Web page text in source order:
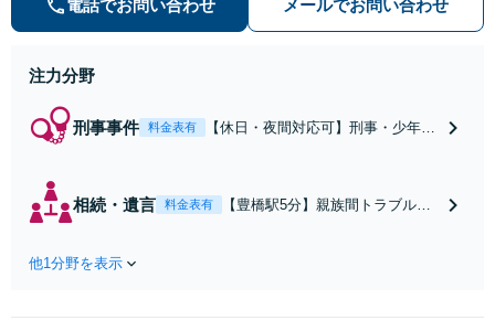
電話でお問い合わせ メールでお問い合わせ
注力分野
刑事事件 料金表有
【休日・夜間対応可】刑事・少年事
の身柄解放、示談交渉など、スピー
ド感のある積極的な弁護活動を行い
相続・遺言 料金表有
【豊橋駅5分】親族間トラブル・
ど、お気軽にご相談ください【弁
他1分野を表示